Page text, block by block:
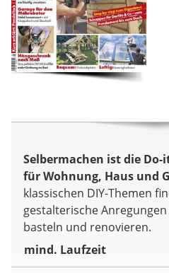
Selbermachen ist die
für Wohnung, Haus und
klassischen DIY-Themen
gestalterische
basteln und renovieren.
mind. Laufzeit